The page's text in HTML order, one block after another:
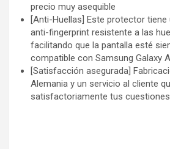
precio muy asequible
[Anti-Huellas] Este protector
anti-fingerprint resistente a las
facilitando que la pantalla esté
compatible con Samsung Galaxy
[Satisfacción asegurada]
Alemania y un servicio al cliente
satisfactoriamente tus